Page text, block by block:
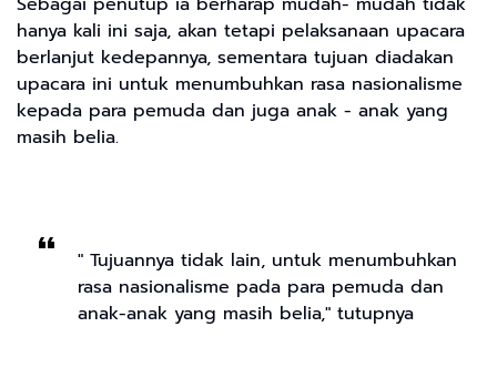
hanya kali ini saja, akan tetapi pelaksanaan upacara
berlanjut kedepannya, sementara tujuan diadakan
upacara ini untuk menumbuhkan rasa nasionalisme
kepada para pemuda dan juga anak - anak yang
masih belia.
" Tujuannya tidak lain, untuk menumbuhkan
rasa nasionalisme pada para pemuda dan
anak-anak yang masih belia," tutupnya